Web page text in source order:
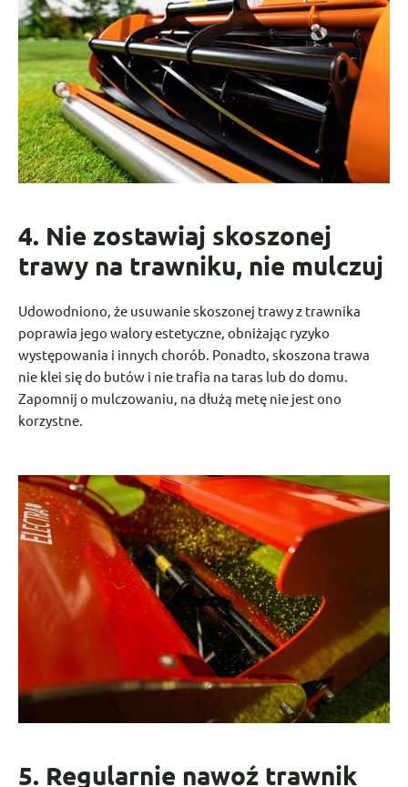
4. Nie zostawiaj skoszonej
trawy na trawniku, nie mulczuj
Udowodniono, że usuwanie skoszonej trawy z trawnika
poprawia jego walory estetyczne, obniżając ryzyko
występowania i innych chorób. Ponadto, skoszona trawa
nie klei się do butów i nie trafia na taras lub do domu.
Zapomnij o mulczowaniu, na dłużą metę nie jest ono
korzystne.
5. Regularnie nawoź trawnik